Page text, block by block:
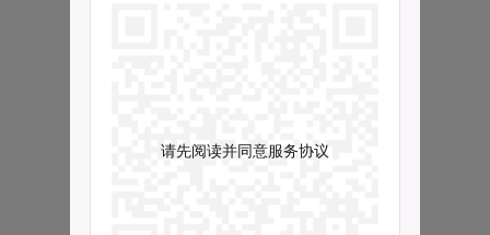
请先阅读并同意服务协议